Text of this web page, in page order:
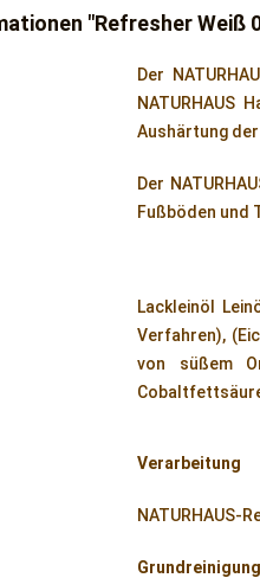
"Refresher Weiß
Der
NATURHAUS
Aushärtung
Der
Fußböden und
Lackleinöl
Verfahren),
von süßem
Verarbeitung
NATURHAUS-